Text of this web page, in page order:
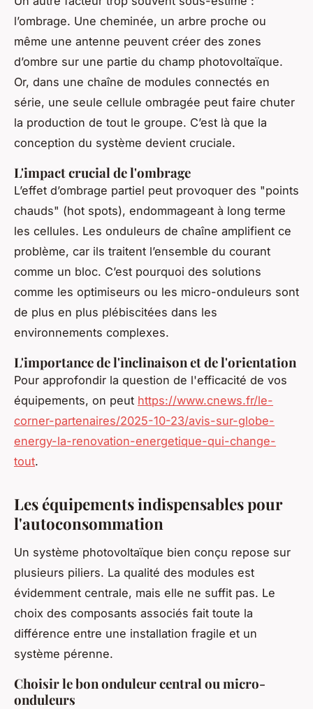
l’ombrage. Une cheminée, un arbre proche ou
même une antenne peuvent créer des zones
d’ombre sur une partie du champ photovoltaïque.
Or, dans une chaîne de modules connectés en
série, une seule cellule ombragée peut faire chuter
la production de tout le groupe. C’est là que la
conception du système devient cruciale.
L'impact crucial de l'ombrage
L’effet d’ombrage partiel peut provoquer des "points
chauds" (hot spots), endommageant à long terme
les cellules. Les onduleurs de chaîne amplifient ce
problème, car ils traitent l’ensemble du courant
comme un bloc. C’est pourquoi des solutions
comme les optimiseurs ou les micro-onduleurs sont
de plus en plus plébiscitées dans les
environnements complexes.
L'importance de l'inclinaison et de l'orientation
Pour approfondir la question de l'efficacité de vos
équipements, on peut https://www.cnews.fr/le-
corner-partenaires/2025-10-23/avis-sur-globe-
energy-la-renovation-energetique-qui-change-
tout.
Les équipements indispensables pour
l'autoconsommation
Un système photovoltaïque bien conçu repose sur
plusieurs piliers. La qualité des modules est
évidemment centrale, mais elle ne suffit pas. Le
choix des composants associés fait toute la
différence entre une installation fragile et un
système pérenne.
Choisir le bon onduleur central ou micro-
onduleurs